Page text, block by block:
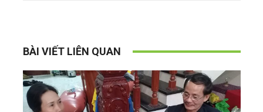
BÀI VIẾT LIÊN QUAN